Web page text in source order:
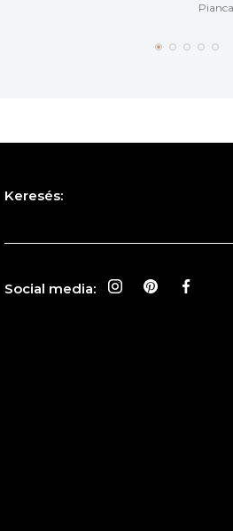
Pianca
Keresés:
Social media: